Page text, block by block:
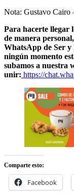
Nota: Gustavo Cairo
Para hacerte llegar
de manera
WhatsApp de Ser y
ningún momento
subamos a nuestra
unir: https://
Comparte esto:
Facebook